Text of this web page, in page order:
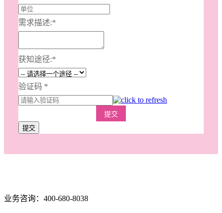
需求描述:*
获知途径:*
验证码 *
提交
提交
业务咨询：400-680-8038